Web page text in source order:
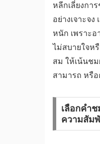
หลีกเลี่ยงกา
อย่างเจาะจ
หนัก เพราะอ
ไม่สบายใจห
สม ให้เน้นช
สามารถ หรื
เลือกคำ
ความสัม